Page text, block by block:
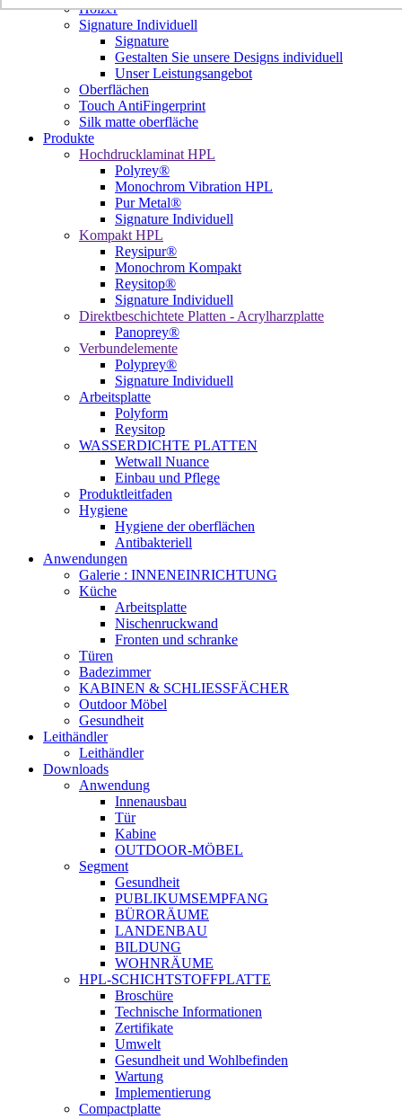
Hölzer
Signature Individuell
Signature
Gestalten Sie unsere Designs individuell
Unser Leistungsangebot
Oberflächen
Touch AntiFingerprint
Silk matte oberfläche
Produkte
Hochdrucklaminat HPL
Polyrey®
Monochrom Vibration HPL
Pur Metal®
Signature Individuell
Kompakt HPL
Reysipur®
Monochrom Kompakt
Reysitop®
Signature Individuell
Direktbeschichtete Platten - Acrylharzplatte
Panoprey®
Verbundelemente
Polyprey®
Signature Individuell
Arbeitsplatte
Polyform
Reysitop
WASSERDICHTE PLATTEN
Wetwall Nuance
Einbau und Pflege
Produktleitfaden
Hygiene
Hygiene der oberflächen
Antibakteriell
Anwendungen
Galerie : INNENEINRICHTUNG
Küche
Arbeitsplatte
Nischenruckwand
Fronten und schranke
Türen
Badezimmer
KABINEN & SCHLIESSFÄCHER
Outdoor Möbel
Gesundheit
Leithändler
Leithändler
Downloads
Anwendung
Innenausbau
Tür
Kabine
OUTDOOR-MÖBEL
Segment
Gesundheit
PUBLIKUMSEMPFANG
BÜRORÄUME
LANDENBAU
BILDUNG
WOHNRÄUME
HPL-SCHICHTSTOFFPLATTE
Broschüre
Technische Informationen
Zertifikate
Umwelt
Gesundheit und Wohlbefinden
Wartung
Implementierung
Compactplatte